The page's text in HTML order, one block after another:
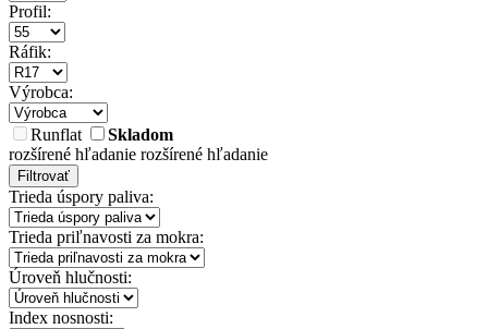
Profil:
Ráfik:
Výrobca:
Runflat
Skladom
rozšírené hľadanie rozšírené hľadanie
Filtrovať
Trieda úspory paliva:
Trieda priľnavosti za mokra:
Úroveň hlučnosti:
Index nosnosti: